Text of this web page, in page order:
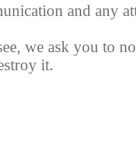
and any
we ask you to
it.